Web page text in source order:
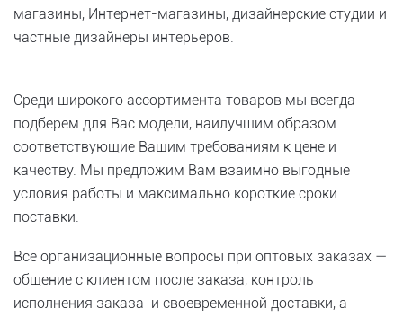
магазины, Интернет-магазины, дизайнерские студии и
частные дизайнеры интерьеров.
Среди широкого ассортимента товаров мы всегда
подберем для Вас модели, наилучшим образом
соответствующие Вашим требованиям к цене и
качеству. Мы предложим Вам взаимно выгодные
условия работы и максимально короткие сроки
поставки.
Все организационные вопросы при оптовых заказах —
общение с клиентом после заказа, контроль
исполнения заказа и своевременной доставки, а